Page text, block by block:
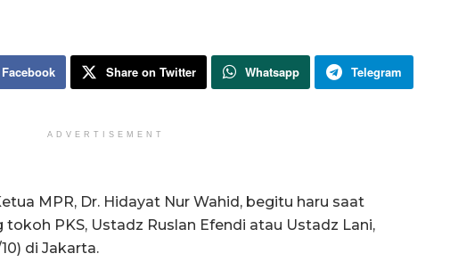
Share on Twitter Whatsapp Telegram
ADVERTISEMENT
MPR, Dr. Hidayat Nur Wahid, begitu haru saat
tokoh PKS, Ustadz Ruslan Efendi atau Ustadz Lani,
di Jakarta.